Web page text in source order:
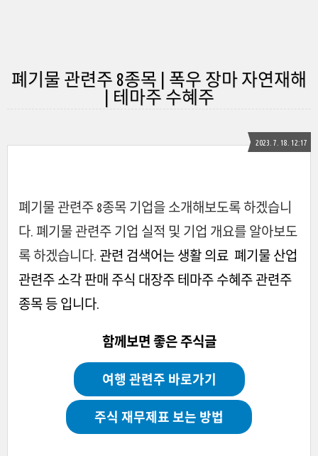
폐기물 관련주 8종목 | 폭우 장마 자연재해
| 테마주 수혜주
2023. 7. 18. 12:17
폐기물 관련주 8종목 기업을 소개해보도록 하겠습니
다. 폐기물 관련주 기업 실적 및 기업 개요를 알아보도
록 하겠습니다. 관련 검색어는 생활 의료 폐기물 산업
관련주 소각 판매 주식 대장주 테마주 수혜주 관련주
종목 등 입니다.
함께보면 좋은 주식글
여행 관련주 바로가기
주식 재무제표 보는 방법